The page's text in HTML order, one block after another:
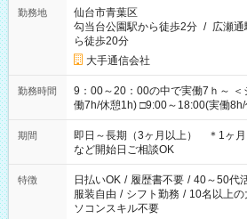
勤務地
仙台市青葉区
勾当台公園駅から徒歩2分 / 広瀬
ら徒歩20分
大手通信会社
勤務時間
9：00～20：00の中で実働7ｈ～ ＜シフト例＞ □9:00～17:00(実
働7h/休憩1h) □9:00～18:00(実働
働7h/休憩1h) □10:00～19:00(実働
働8h/休憩1h) ＊時間固定ＯＫ
期間
即日～長期（3ヶ月以上） ＊1ヶ
など開始日ご相談OK
特徴 日払いOK / 履歴書不要 / 40～50代
服装自由 / シフト勤務 / 10名以上
ソコンスキル不要